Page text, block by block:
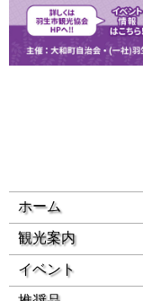
ホーム
観光案内
イベント